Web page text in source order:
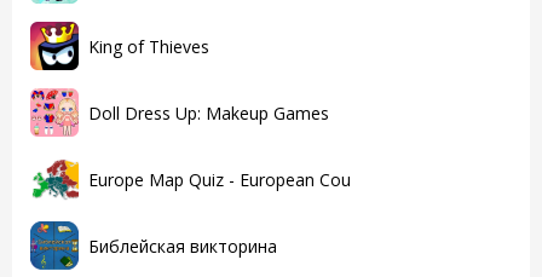
King of Thieves
Doll Dress Up: Makeup Games
Europe Map Quiz - European Cou
Библейская викторина